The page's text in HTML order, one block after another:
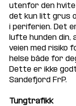
utenfor den
det kun litt grus
i periferien. Det
lufte hunden din,
veien med risiko
helse både for
Dette er ikke
Sandefjord FrP.
Tungtrafikk